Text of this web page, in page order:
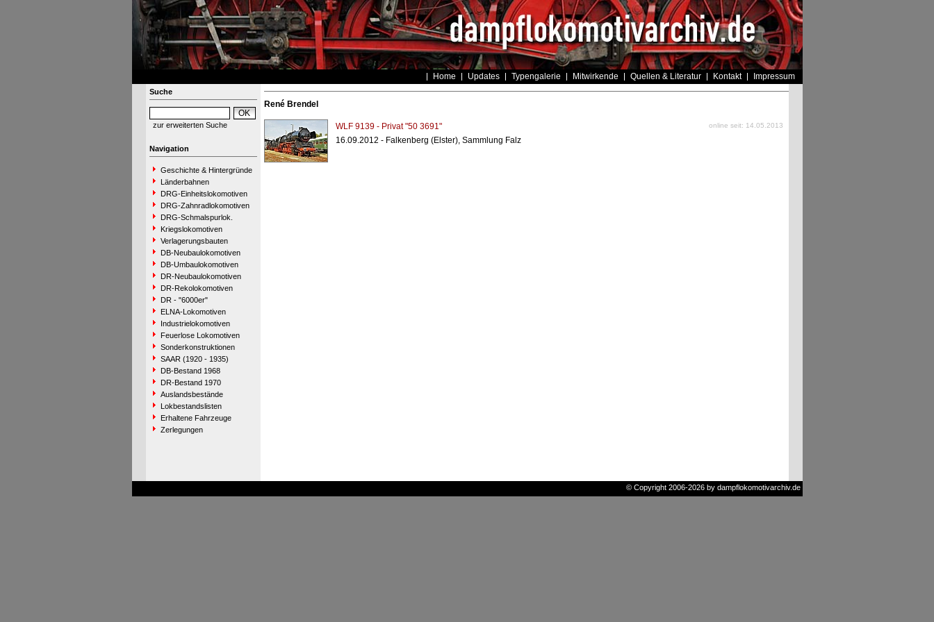
Home Updates Typengalerie Mitwirkende Quellen & Literatur Kontakt Impressum
Suche
zur erweiterten Suche
Navigation
Geschichte & Hintergründe
Länderbahnen
DRG-Einheitslokomotiven
DRG-Zahnradlokomotiven
DRG-Schmalspurlok.
Kriegslokomotiven
Verlagerungsbauten
DB-Neubaulokomotiven
DB-Umbaulokomotiven
DR-Neubaulokomotiven
DR-Rekolokomotiven
DR - "6000er"
ELNA-Lokomotiven
Industrielokomotiven
Feuerlose Lokomotiven
Sonderkonstruktionen
SAAR (1920 - 1935)
DB-Bestand 1968
DR-Bestand 1970
Auslandsbestände
Lokbestandslisten
Erhaltene Fahrzeuge
Zerlegungen
René Brendel
WLF 9139 - Privat "50 3691" online seit: 14.05.2013
16.09.2012 - Falkenberg (Elster), Sammlung Falz
© Copyright 2006-2026 by dampflokomotivarchiv.de